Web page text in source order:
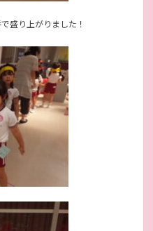
盛り上がりました！